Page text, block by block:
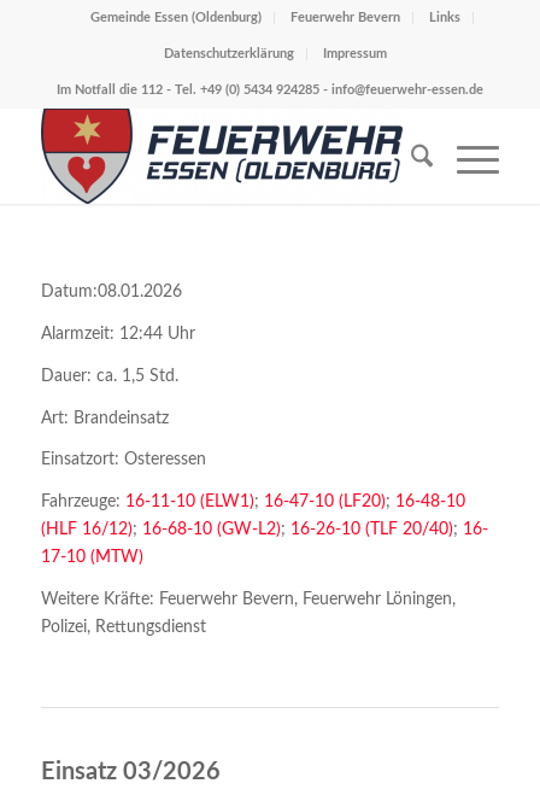
Gemeinde Essen (Oldenburg) Feuerwehr Bevern Links
Datenschutzerklärung Impressum
Im Notfall die 112 - Tel. +49 (0) 5434 924285 - info@feuerwehr-essen.de
Datum:08.01.2026
Alarmzeit: 12:44 Uhr
Dauer: ca. 1,5 Std.
Art: Brandeinsatz
Einsatzort: Osteressen
Fahrzeuge: 16-11-10 (ELW1); 16-47-10 (LF20); 16-48-10
(HLF 16/12); 16-68-10 (GW-L2); 16-26-10 (TLF 20/40); 16-
17-10 (MTW)
Weitere Kräfte: Feuerwehr Bevern, Feuerwehr Löningen,
Polizei, Rettungsdienst
Einsatz 03/2026